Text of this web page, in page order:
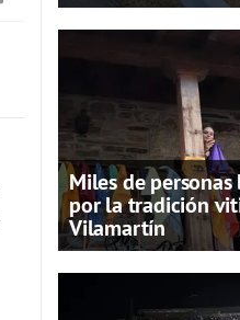
Miles de
por la tradición
Vilamartín